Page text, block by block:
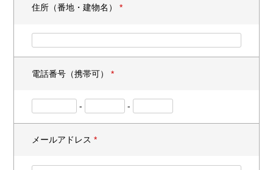
住所（番地・建物名）*
電話番号（携帯可）*
- -
メールアドレス*